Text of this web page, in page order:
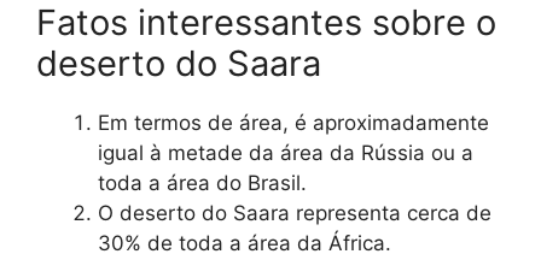
Fatos interessantes sobre o
deserto do Saara
Em termos de área, é aproximadamente
igual à metade da área da Rússia ou a
toda a área do Brasil.
O deserto do Saara representa cerca de
30% de toda a área da África.